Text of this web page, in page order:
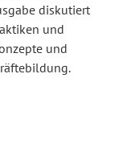
diskutiert
und
und